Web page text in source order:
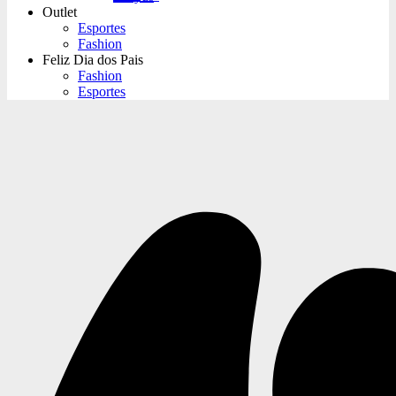
Outlet
Esportes
Fashion
Feliz Dia dos Pais
Fashion
Esportes